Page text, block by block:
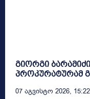
გიორგი
პროკურატურამ
07 Აგვისტო 2026, 15:22